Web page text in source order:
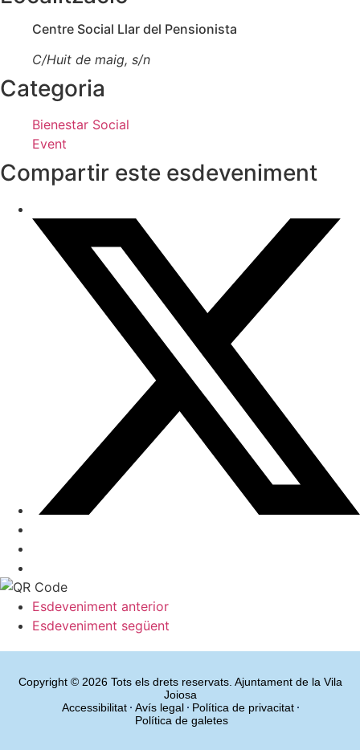
Centre Social Llar del Pensionista
C/Huit de maig, s/n
Categoria
Bienestar Social
Event
Compartir este esdeveniment
Esdeveniment anterior
Esdeveniment següent
Copyright © 2026 Tots els drets reservats. Ajuntament de la Vila
Joiosa
Accessibilitat
Avís legal
Política de privacitat
Política de galetes